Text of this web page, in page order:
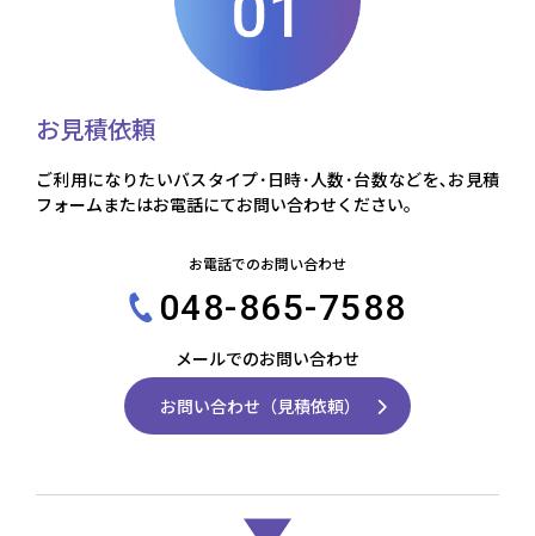
お見積依頼
ご利用になりたいバスタイプ･日時･人数･台数などを､お見積
フォームまたはお電話にてお問い合わせください。
お電話でのお問い合わせ
048-865-7588
メールでのお問い合わせ
お問い合わせ（見積依頼）